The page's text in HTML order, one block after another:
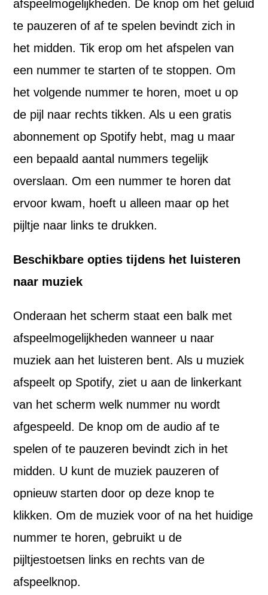
afspeelmogelijkheden. De knop om het geluid
te pauzeren of af te spelen bevindt zich in
het midden. Tik erop om het afspelen van
een nummer te starten of te stoppen. Om
het volgende nummer te horen, moet u op
de pijl naar rechts tikken. Als u een gratis
abonnement op Spotify hebt, mag u maar
een bepaald aantal nummers tegelijk
overslaan. Om een nummer te horen dat
ervoor kwam, hoeft u alleen maar op het
pijltje naar links te drukken.
Beschikbare opties tijdens het luisteren
naar muziek
Onderaan het scherm staat een balk met
afspeelmogelijkheden wanneer u naar
muziek aan het luisteren bent. Als u muziek
afspeelt op Spotify, ziet u aan de linkerkant
van het scherm welk nummer nu wordt
afgespeeld. De knop om de audio af te
spelen of te pauzeren bevindt zich in het
midden. U kunt de muziek pauzeren of
opnieuw starten door op deze knop te
klikken. Om de muziek voor of na het huidige
nummer te horen, gebruikt u de
pijltjestoetsen links en rechts van de
afspeelknop.